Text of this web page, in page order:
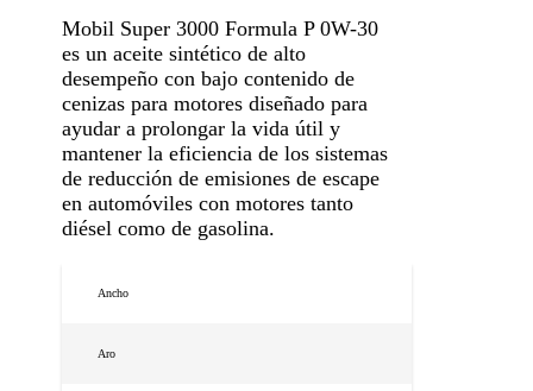
Mobil Super 3000 Formula P 0W-30
es un aceite sintético de alto
desempeño con bajo contenido de
cenizas para motores diseñado para
ayudar a prolongar la vida útil y
mantener la eficiencia de los sistemas
de reducción de emisiones de escape
en automóviles con motores tanto
diésel como de gasolina.
Ancho
Aro